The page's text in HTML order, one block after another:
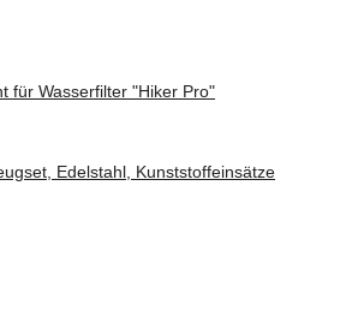
für Wasserfilter "Hiker Pro"